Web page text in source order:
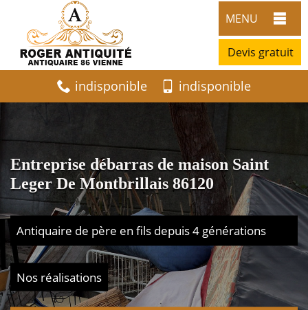
MENU
Devis gratuit
indisponible indisponible
Entreprise débarras de maison Saint
Leger De Montbrillais 86120
Antiquaire de père en fils depuis 4 générations
Nos réalisations